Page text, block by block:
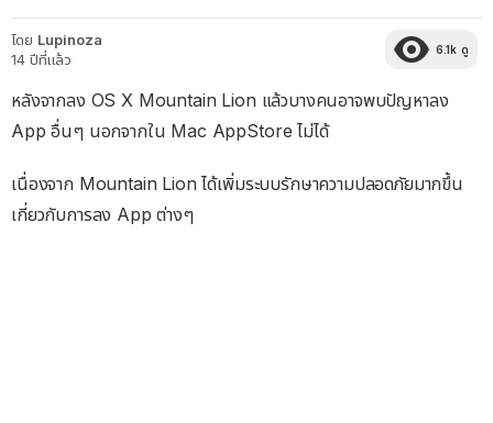
โดย Lupinoza
14 ปีที่แล้ว
6.1k ดู
หลังจากลง OS X Mountain Lion แล้วบางคนอาจพบปัญหาลง
App อื่นๆ นอกจากใน Mac AppStore ไม่ได้
เนื่องจาก Mountain Lion ได้เพิ่มระบบรักษาความปลอดภัยมากขึ้น
เกี่ยวกับการลง App ต่างๆ